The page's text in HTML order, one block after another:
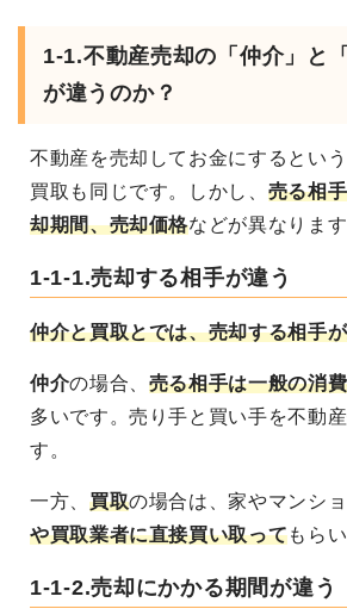
1-1.不動産売却の「仲介」と
が違うのか？
不動産を売却してお金にするとい
買取 も同じです。しかし、 売る相
却期間、売却価格などが異なります
1-1-1.売却する相手が違う
仲介と買取とでは、売却する相手
仲介の場合、 売る相手は一般の消
多いです。売り手と買い手を不動
す。
一方、 買取の場合は、家やマンシ
や買取業者に直接買い取ってもら
1-1-2.売却にかかる期間が違う